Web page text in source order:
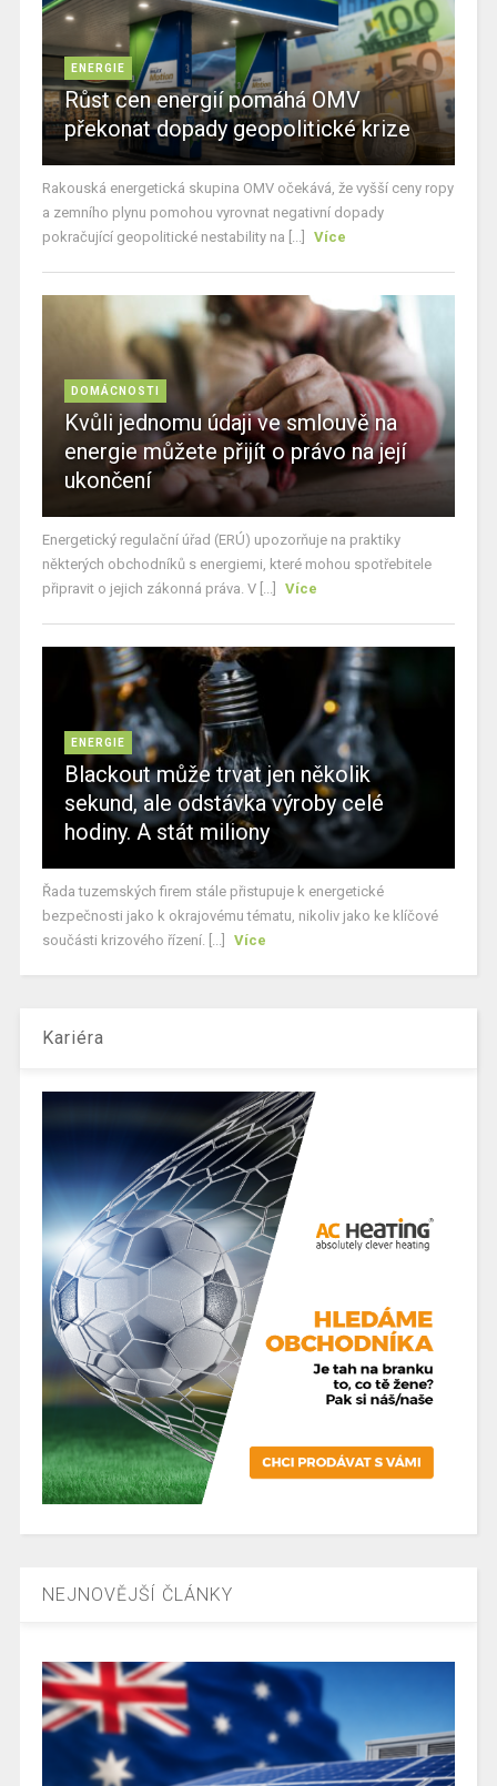
ENERGIE
Růst cen energií pomáhá OMV
překonat dopady geopolitické krize
Rakouská energetická skupina OMV očekává, že vyšší ceny ropy
a zemního plynu pomohou vyrovnat negativní dopady
pokračující geopolitické nestability na [...]
Více
DOMÁCNOSTI
Kvůli jednomu údaji ve smlouvě na
energie můžete přijít o právo na její
ukončení
Energetický regulační úřad (ERÚ) upozorňuje na praktiky
některých obchodníků s energiemi, které mohou spotřebitele
připravit o jejich zákonná práva. V [...]
Více
ENERGIE
Blackout může trvat jen několik
sekund, ale odstávka výroby celé
hodiny. A stát miliony
Řada tuzemských firem stále přistupuje k energetické
bezpečnosti jako k okrajovému tématu, nikoliv jako ke klíčové
součásti krizového řízení. [...]
Více
Kariéra
NEJNOVĚJŠÍ ČLÁNKY